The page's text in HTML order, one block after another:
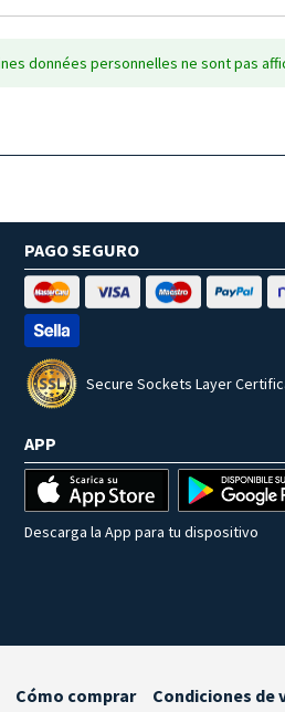
données personnelles ne sont pas
PAGO SEGURO
Secure Sockets Layer
APP
Descarga la App para tu dispositivo
Cómo comprar Condiciones de